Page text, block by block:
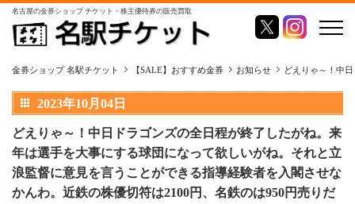
名古屋の金券ショップ チケット・株主優待券の販売買取
金券ショップ 名駅チケット 【SALE】おすすめ金券 お知らせ どえりゃ～！中
2023年10月04日
どえりゃ～！中日ドラゴンズの全日程が終了したがね。来
年は選手を大事にする球団になって欲しいがね。それと立
浪監督に意見を言うことができる指導経験者を入閣させな
かんわ。近鉄の株優切符は2100円、名鉄のは950円売りだ